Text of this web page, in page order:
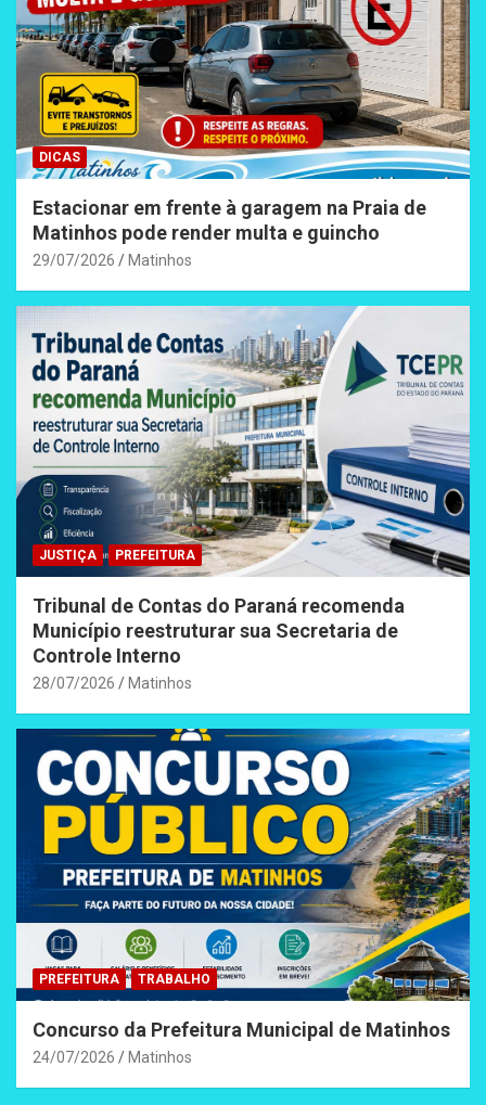
DICAS
Estacionar em frente à garagem na Praia de
Matinhos pode render multa e guincho
29/07/2026 Matinhos
JUSTIÇA PREFEITURA
Tribunal de Contas do Paraná recomenda
Município reestruturar sua Secretaria de
Controle Interno
28/07/2026 Matinhos
PREFEITURA TRABALHO
Concurso da Prefeitura Municipal de Matinhos
24/07/2026 Matinhos